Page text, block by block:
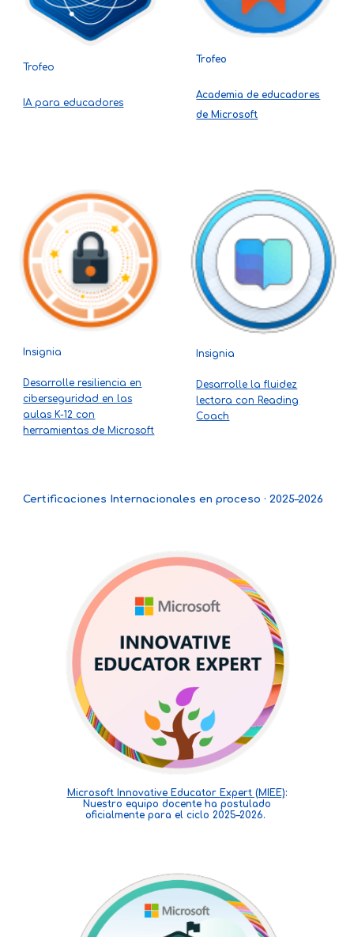
Trofeo
IA para educadores
Trofeo
Academia de educadores
de Microsoft
Insignia
Desarrolle resiliencia en
ciberseguridad en las
aulas K-12 con
herramientas de Microsoft
Insignia
Desarrolle la fluidez
lectora con Reading
Coach
Certificaciones Internacionales en proceso · 2025–2026
Microsoft Innovative Educator Expert (MIEE):
Nuestro equipo docente ha postulado
oficialmente para el ciclo 2025–2026.